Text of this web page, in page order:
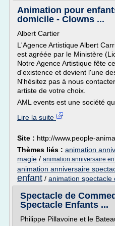
Animation pour
domicile - Clowns ...
Albert Cartier
L'Agence Artistique Albert
est agréée par le Ministère
Notre Agence Artistique fête
d'existence et devient l'une
N'hésitez pas à nous
artiste de votre choix.
AML events est une société
Lire la suite
Site : http://www.people-
Thèmes liés : animation
magie / animation anniversaire
animation anniversaire
enfant / animation spectacle
Spectacle de
Spectacle Enfants ...
Philippe Pillavoine et le